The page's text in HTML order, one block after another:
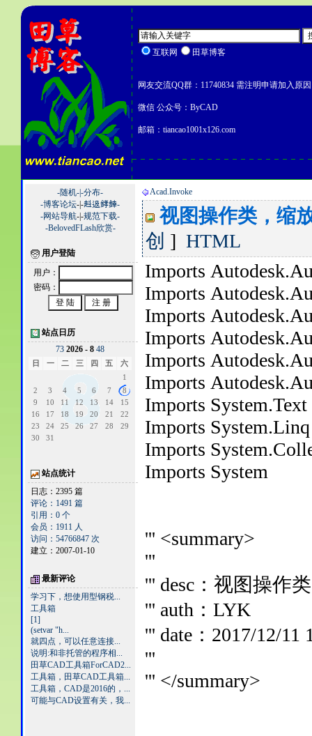
互联网 田草博客
网友交流QQ群：11740834 需注明申请加入原因
微信 公众号：ByCAD
邮箱：tiancao1001x126.com
-随机-|-分布-
-博客论坛-|-﨣﨤﨧﨨-
-网站导航-|-规范下载-
-BelovedFLash欣赏-
用户登陆
用户：
密码：
站点日历
73 2026 - 8 48
日 一 二 三 四 五
六
1
2
3 4 5 6 7
8
9
10 11 12 13 14
15
16
17 18 19 20 21
22
23
24 25 26 27 28
29
30
31
站点统计
日志：2395 篇
评论：1491 篇
引用：0 个
会员：1911 人
访问：54766847 次
建立：2007-01-10
最新评论
学习下，想使用型钢税...
工具箱
[1]
(setvar "h...
就四点，可以任意连接...
说明:和非托管的程序相...
田草CAD工具箱ForCAD2...
工具箱，田草CAD工具箱...
工具箱，CAD是2016的，...
可能与CAD设置有关，我...
Acad.Invoke
视图操作类，缩
创 ] HTML
Imports
Imports
Imports
Imports
Imports
Imports
Imports System.Text
Imports System.Linq
Imports
Imports System
''' <summary>
'''
''' desc：视图操作
''' auth：LYK
''' date：2017/12/11
'''
''' </summary>